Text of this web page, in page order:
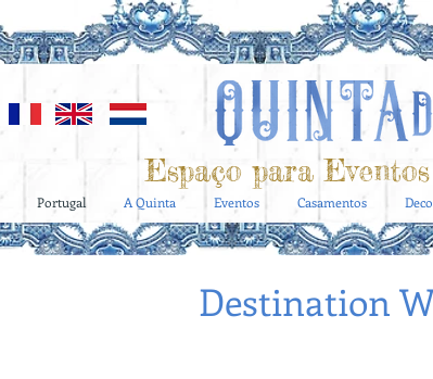
Espaço para
Portugal A Quinta Eventos Casamentos
Destination